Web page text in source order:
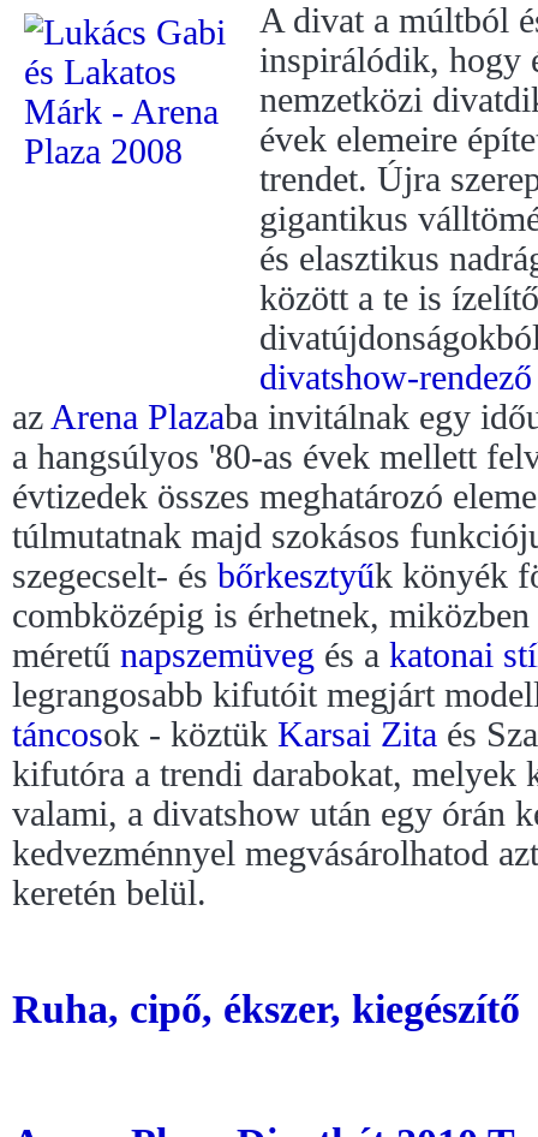
A divat a múltból
inspirálódik, hogy
nemzetközi
évek elemeire
trendet. Újra
gigantikus
és elasztikus
között a te is
divatshow-rendező
az Arena Plazaba invitálnak egy
a hangsúlyos '80-as évek mellett
évtizedek összes meghatározó
túlmutatnak majd szokásos
szegecselt- és bőrkesztyűk könyék
combközépig is érhetnek,
méretű napszemüveg és a katonai
legrangosabb kifutóit megjárt
táncosok - köztük Karsai Zita és
kifutóra a trendi darabokat, melyek
valami, a divatshow után egy órán
kedvezménnyel megvásárolhatod
keretén belül.
Ruha, cipő, ékszer, kiegészítő